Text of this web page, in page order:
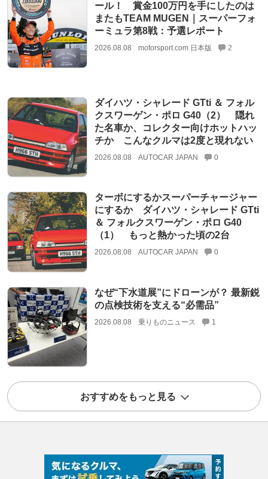
ール！ 賞金100万円を手にしたのは
またもTEAM MUGEN｜スーパーフォ
ーミュラ第8戦：予選レポート
2026.08.08 motorsport.com 日本版 2
ダイハツ・シャレード GTti ＆ フォル
クスワーゲン・ポロ G40（2） 隠れ
た名車か、コレクター向けホットハッ
チか こんなクルマは2度と現れない
2026.08.08 AUTOCAR JAPAN 0
ターボにするかスーパーチャージャー
にするか ダイハツ・シャレード GTti
＆ フォルクスワーゲン・ポロ G40
（1） もっと熱かった頃の2台
2026.08.08 AUTOCAR JAPAN 0
なぜ“下水道展”にドローンが？ 最新鋭
の点検技術を支える“必需品”
2026.08.08 乗りものニュース 1
おすすめをもっと見る